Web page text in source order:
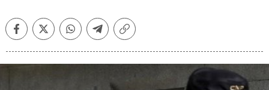
FacebookTwitterWhatsappTelegramCopiar